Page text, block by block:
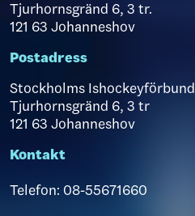
Tjurhornsgränd 6, 3 tr.
121 63 Johanneshov
Postadress
Stockholms Ishockeyförbund
Tjurhornsgränd 6, 3 tr
121 63 Johanneshov
Kontakt
Telefon: 08-55671660